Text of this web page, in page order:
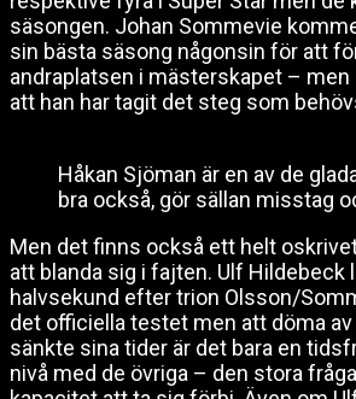
säsongen. Johan Sommevie
sin bästa säsong någonsin för att
andraplatsen i mästerskapet –
att han har tagit det steg som
Håkan Sjöman är en av de
bra också, gör sällan misstag
Men det finns också ett helt
att blanda sig i fajten. Ulf Hildebeck
halvsekund efter trion Olsson/
det officiella testet men att döma av
sänkte sina tider är det bara en
nivå med de övriga – den stora